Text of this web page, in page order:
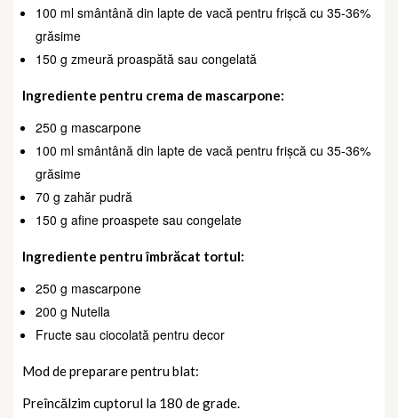
100 ml smântână din lapte de vacă pentru frișcă cu 35-36%
grăsime
150 g zmeură proaspătă sau congelată
Ingrediente pentru crema de mascarpone:
250 g mascarpone
100 ml smântână din lapte de vacă pentru frișcă cu 35-36%
grăsime
70 g zahăr pudră
150 g afine proaspete sau congelate
Ingrediente pentru îmbrăcat tortul:
250 g mascarpone
200 g Nutella
Fructe sau ciocolată pentru decor
Mod de preparare pentru blat:
Preîncălzim cuptorul la 180 de grade.